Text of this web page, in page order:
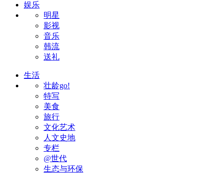
娱乐
明星
影视
音乐
韩流
送礼
生活
壮龄go!
特写
美食
旅行
文化艺术
人文史地
专栏
@世代
生态与环保